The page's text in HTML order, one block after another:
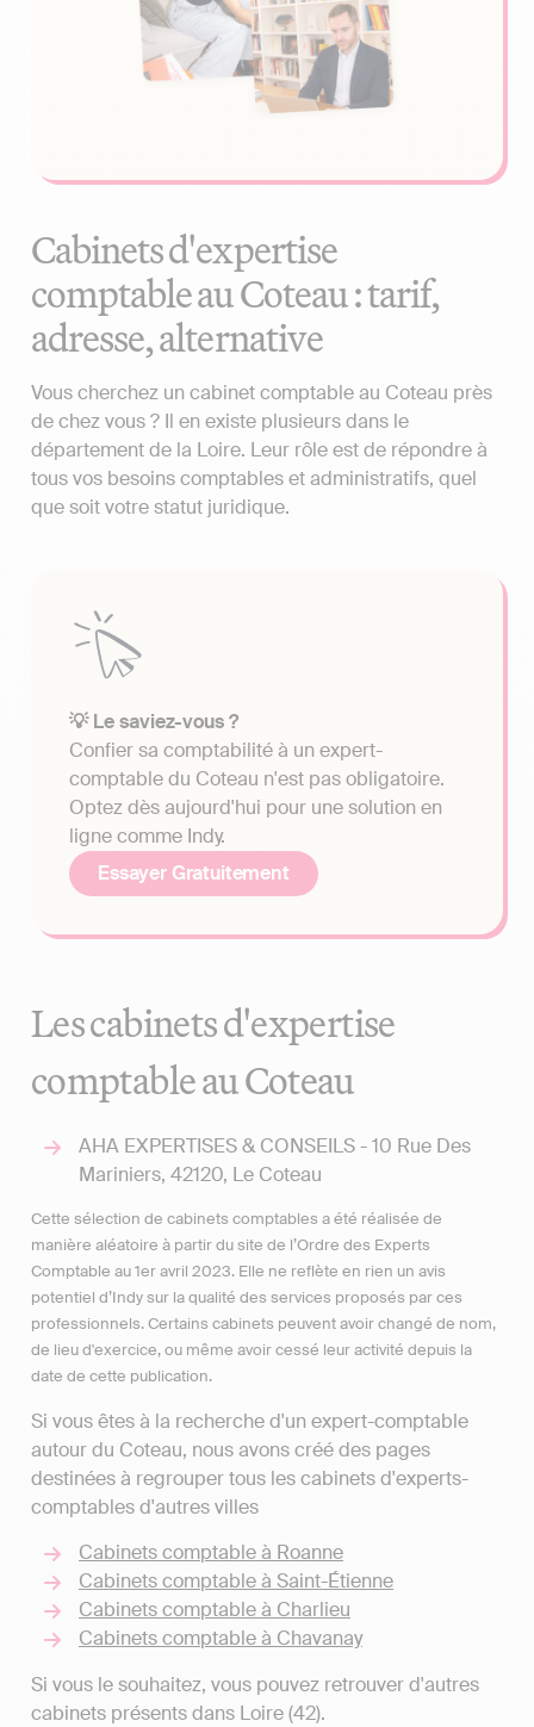
Cabinets d'expertise
comptable au Coteau : tarif,
adresse, alternative
Vous cherchez un cabinet comptable au Coteau près
de chez vous ? Il en existe plusieurs dans le
département de la Loire. Leur rôle est de répondre à
tous vos besoins comptables et administratifs, quel
que soit votre statut juridique.
💡 Le saviez-vous ?
Confier sa comptabilité à un expert-
comptable du Coteau n'est pas obligatoire.
Optez dès aujourd'hui pour une solution en
ligne comme Indy.
Essayer Gratuitement
Les cabinets d'expertise
comptable au Coteau
AHA EXPERTISES & CONSEILS - 10 Rue Des
Mariniers, 42120, Le Coteau
Cette sélection de cabinets comptables a été réalisée de
manière aléatoire à partir du site de l’Ordre des Experts
Comptable au 1er avril 2023. Elle ne reflète en rien un avis
potentiel d’Indy sur la qualité des services proposés par ces
professionnels. Certains cabinets peuvent avoir changé de nom,
de lieu d'exercice, ou même avoir cessé leur activité depuis la
date de cette publication.
Si vous êtes à la recherche d'un expert-comptable
autour du Coteau, nous avons créé des pages
destinées à regrouper tous les cabinets d'experts-
comptables d'autres villes
Cabinets comptable à Roanne
Cabinets comptable à Saint-Étienne
Cabinets comptable à Charlieu
Cabinets comptable à Chavanay
Si vous le souhaitez, vous pouvez retrouver d'autres
cabinets présents dans Loire (42).